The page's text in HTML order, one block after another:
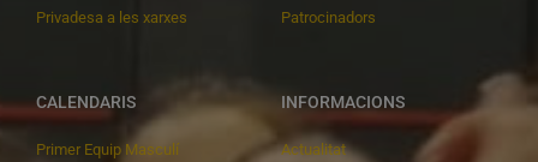
Privadesa a les xarxes
Patrocinadors
CALENDARIS
Primer Equip Masculí
INFORMACIONS
Actualitat